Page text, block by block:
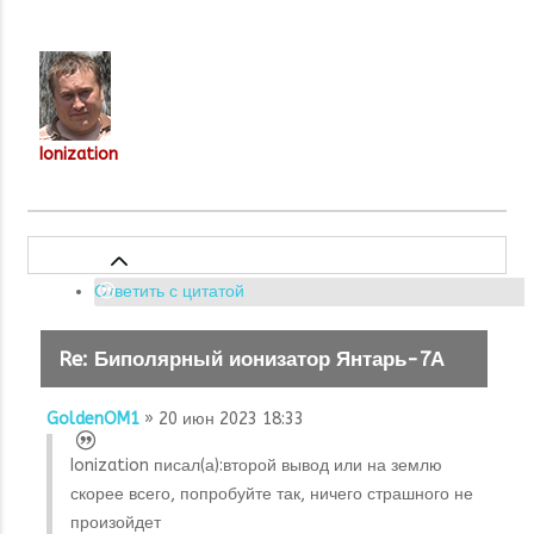
Ionization
Ответить с цитатой
Re: Биполярный ионизатор Янтарь-7А
GoldenOM1 » 20 июн 2023 18:33
Ionization писал(а):второй вывод или на землю
скорее всего, попробуйте так, ничего страшного не
произойдет